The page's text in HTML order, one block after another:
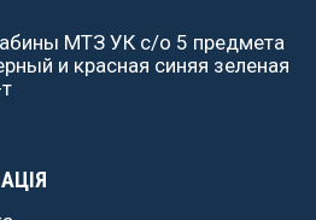
МТЗ УК с/о 5 предмета
и красная синяя зеленая